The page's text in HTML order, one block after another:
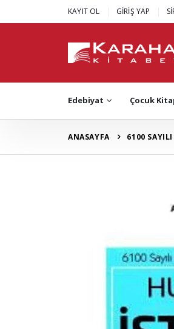
KAYIT OL GİRİŞ YAP
Edebiyat Çocuk
ANASAYFA 6100